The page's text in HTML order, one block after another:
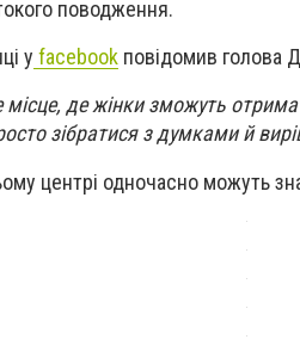
поводження.
у facebook повідомив голова
де жінки зможуть
зібратися з думками й
центрі одночасно можуть